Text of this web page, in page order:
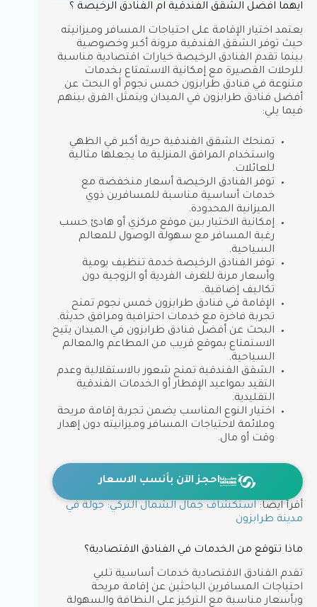
ايهما افضل الشقق الفندقية ام الفنادق الرخيصة ؟
يعتمد اختيار الإقامة على احتياجات المسافر وميزانيته
حيث توفر الشقق الفندقية مرونة أكبر وخصوصية
بينما تقدم الفنادق الرخيصة خيارات اقتصادية مناسبة
للرحلات القصيرة مع إمكانية الاستمتاع بخدمات
متنوعة في فنادق طرابزون خمس نجوم أو البحث عن
أفضل فنادق طرابزون في الميدان ويتمثل الفرق بينهم
فيما يلي:
تمنحك الشقق الفندقية حرية أكبر في الطهي
واستخدام المرافق المنزلية ما يجعلها مثالية
للعائلات.
توفر الفنادق الرخيصة أسعار منخفضة مع
خدمات أساسية مناسبة للمسافرين ذوي
الميزانية المحدودة.
إمكانية الاختيار بين موقع مركزي أو هادئ حسب
رغبة المسافر مع سهولة الوصول للمعالم
السياحية.
توفر الفنادق الرخيصة خدمة تنظيف يومية
وأسعار مرنة للغرف الفردية أو الزوجية دون
تكاليف إضافية.
الإقامة في فنادق طرابزون خمس نجوم تمنح
تجربة فاخرة مع خدمات احترافية ومرافق حديثة.
البحث عن أفضل فنادق طرابزون في الميدان يتيح
الاستمتاع بموقع قريب من المطاعم والمعالم
السياحية.
الشقق الفندقية تمنح شعور بالاستقلالية وعدم
التقيد بمواعيد الإفطار أو الخدمات الفندقية
التقليدية.
اختيار النوع المناسب يضمن تجربة إقامة مريحة
وملائمة لاحتياجات المسافر وميزانيته دون إهدار
وقت أو مال.
احجز الآن بأنسب الاسعار
أقرأ ايضا: استكشاف جمال الشمال التركي: جولة في
مدينة طرابزون
ماذا تتوقع من الخدمات في الفنادق الاقتصادية؟
تقدم الفنادق الاقتصادية خدمات أساسية تلبي
احتياجات المسافرين الباحثين عن إقامة مريحة
وبأسعار مناسبة مع التركيز على النظافة والسهولة